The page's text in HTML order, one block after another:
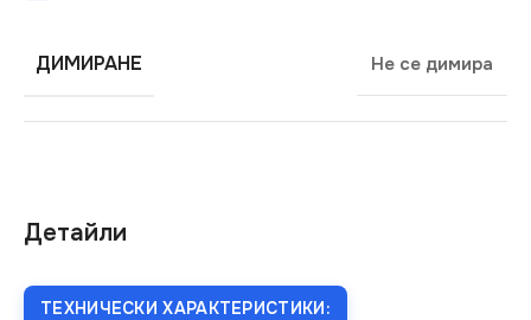
Детайли
ТЕХНИЧЕСКИ ХАРАКТЕРИСТИКИ:
ДИМИРАНЕ Не се димира